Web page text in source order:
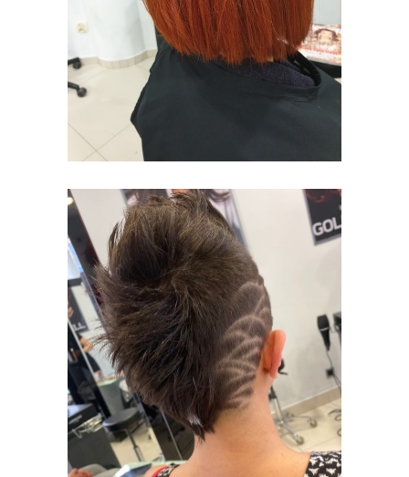
KOLORYZACJA
STRZYŻENIE
MODNE
CIĘCIA
MODELOWANIE
STRZYŻENIE